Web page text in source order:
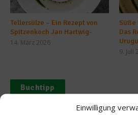
Einwilligung
Tellersülze – Ein Rezept von
Spitzenkoch Jan Hartwig-
14. März 2026
Süße
Das
9. Juli
Buchtipp